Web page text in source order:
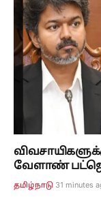
வேளாண்
தமிழ்நாடு 31 minutes